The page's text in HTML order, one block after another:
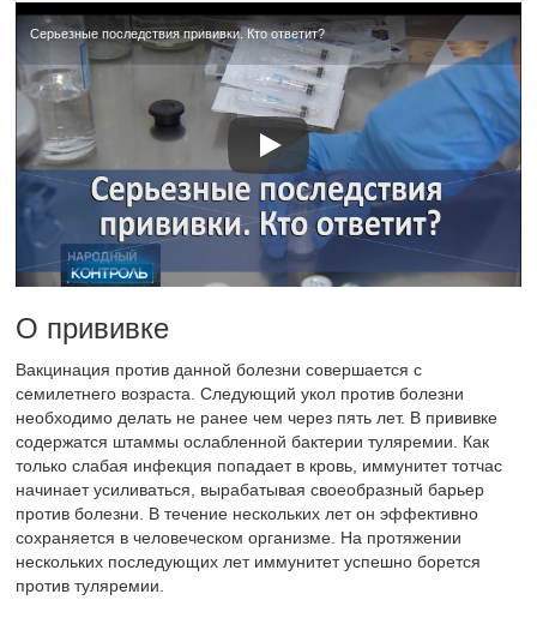
Серьезные последствия прививки. Кто ответит?
О прививке
Вакцинация против данной болезни совершается с
семилетнего возраста. Следующий укол против болезни
необходимо делать не ранее чем через пять лет. В прививке
содержатся штаммы ослабленной бактерии туляремии. Как
только слабая инфекция попадает в кровь, иммунитет тотчас
начинает усиливаться, вырабатывая своеобразный барьер
против болезни. В течение нескольких лет он эффективно
сохраняется в человеческом организме. На протяжении
нескольких последующих лет иммунитет успешно борется
против туляремии.